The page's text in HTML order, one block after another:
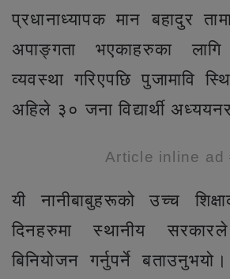
प्रधानाध्यापक मान बहादुर
अपाङ्गता भएकाहरुका
व्यवस्था गरिएपछि पुजामावि
अहिले ३० जना विद्यार्थी
Article inline ad
यी नानीबाबुहरूको उच्च
दिनहरुमा स्थानीय
बिनियोजन गर्नुपर्ने